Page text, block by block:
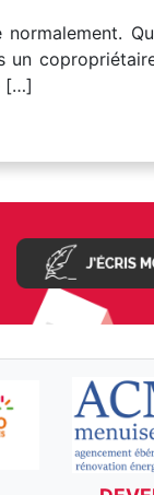
un
[…]